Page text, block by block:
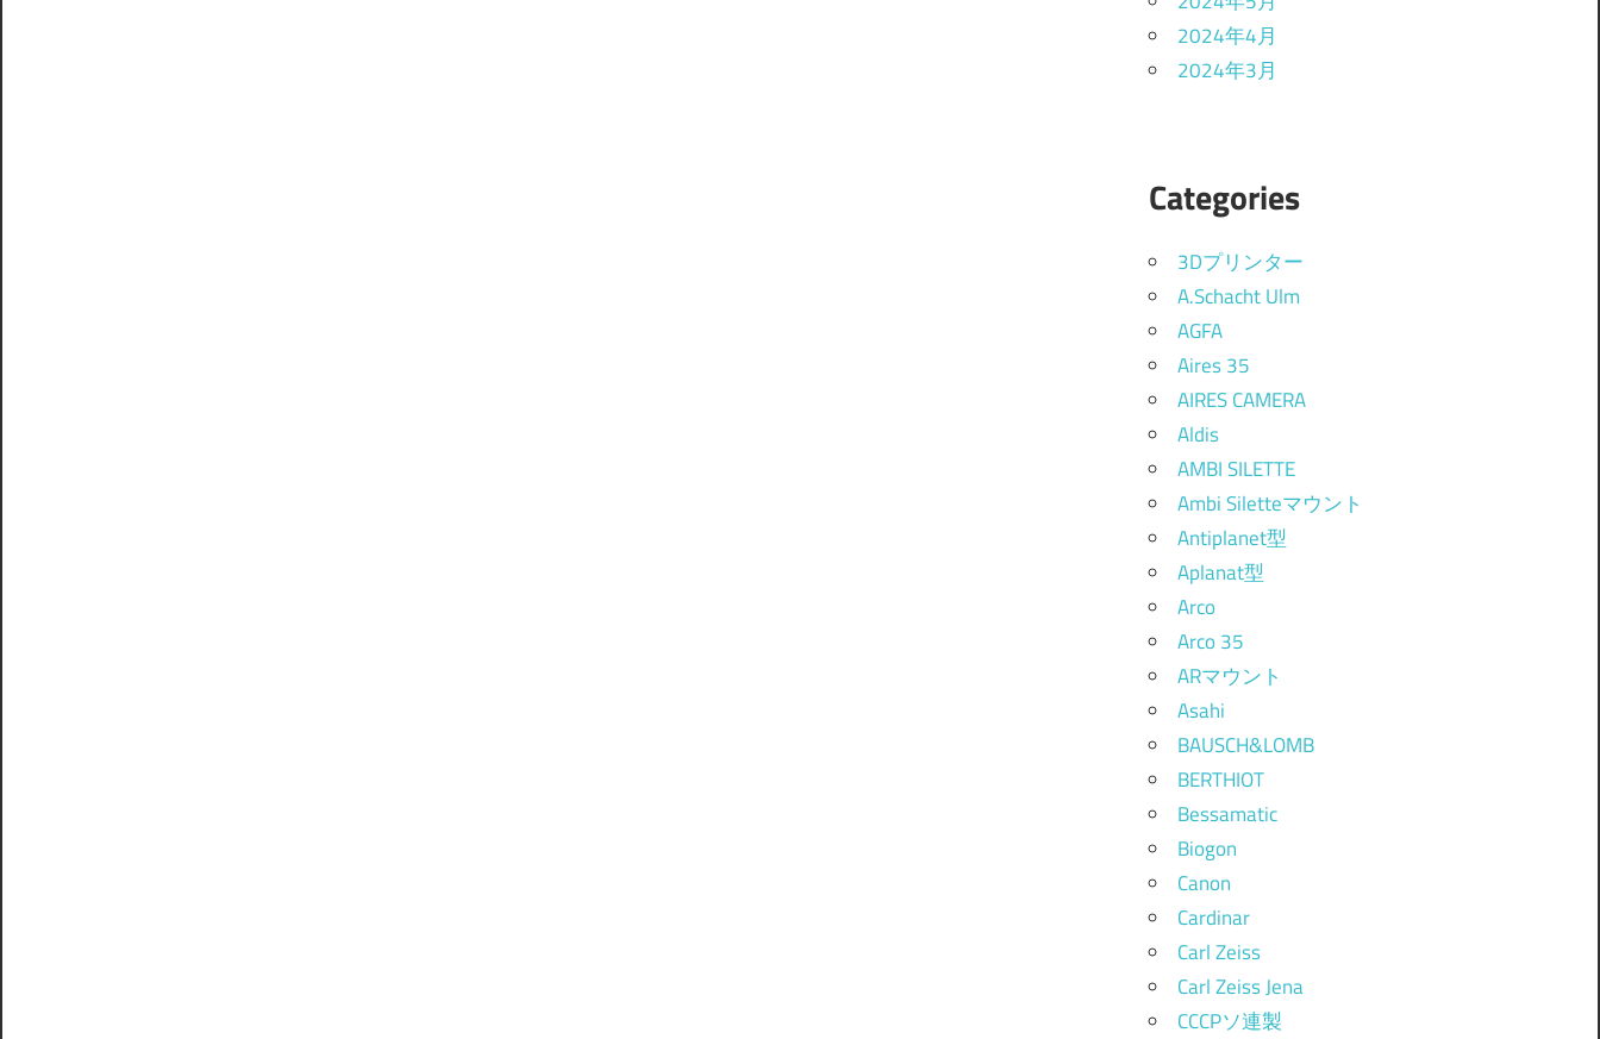
2024年4月
2024年3月
Categories
3Dプリンター
A.Schacht Ulm
AGFA
Aires 35
AIRES CAMERA
Aldis
AMBI SILETTE
Ambi Siletteマウント
Antiplanet型
Aplanat型
Arco
Arco 35
ARマウント
Asahi
BAUSCH&LOMB
BERTHIOT
Bessamatic
Biogon
Canon
Cardinar
Carl Zeiss
Carl Zeiss Jena
CCCPソ連製